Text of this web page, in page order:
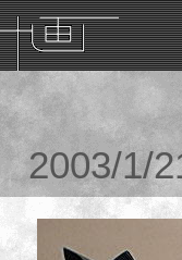
2003/1/